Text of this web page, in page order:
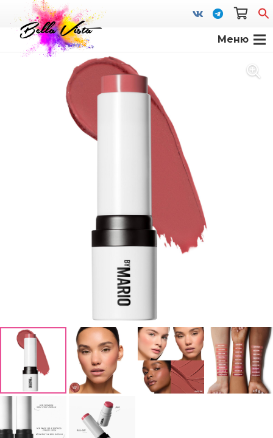
Меню